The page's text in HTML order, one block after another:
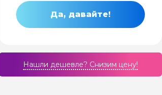
Да, давайте!
Нашли дешевле? Cнизим цену!